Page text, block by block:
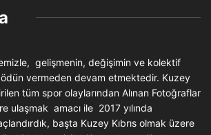
gelişmenin, değişimin ve kolektif
ödün vermeden devam etmektedir. Kuzey
tüm spor olaylarından Alınan Fotoğraflar
ulaşmak amacı ile 2017 yılında
başta Kuzey Kıbrıs olmak üzere